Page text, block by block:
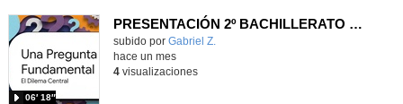
PRESENTACIÓN 2º BACHILLERATO UD3
Contenido educativo.
subido por Gabriel Z.
06′ 18″
hace un mes
4visualizaciones